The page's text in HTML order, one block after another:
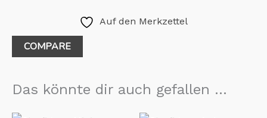
Auf den Merkzettel
COMPARE
Das könnte dir auch gefallen …